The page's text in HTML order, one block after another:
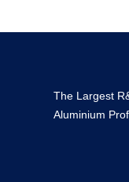
The Largest
Aluminium